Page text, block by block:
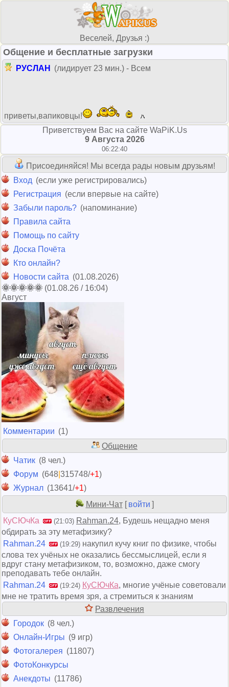
Веселей, Друзья :)
Общение и бесплатные загрузки
РУСЛАН (лидирует 23 мин.) - Всем
приветы,вапиковцы!
Приветствуем Вас на сайте WaPiK.Us
9 Августа 2026
06:22:40
Присоединяйся! Мы всегда рады новым друзьям!
Вход (если уже регистрировались)
Регистрация (если впервые на сайте)
Забыли пароль? (напоминание)
Правила сайта
Помощь по сайту
Доска Почёта
Кто онлайн?
Новости сайта (01.08.2026)
🌞🌞🌞🌞🌞 (01.08.26 / 16:04)
Август
Комментарии (1)
Общение
Чатик (8 чел.)
Форум (648 315748/+1)
Журнал (13641/+1)
Мини-Чат[ войти ]
КуСЮчКа
(21:03) Rahman.24, Будешь нещадно меня
обдирать за эту метафизику?
Rahman.24
(19:29) накупил кучу книг по физике, чтобы
слова тех учёных не оказались бессмыслицей, если я
вдруг стану метафизиком, то, возможно, даже смогу
преподавать тебе онлайн.
Rahman.24
(19:24) КуСЮчКа, многие учёные советовали
мне не тратить время зря, а стремиться к знаниям
Развлечения
Городок (8 чел.)
Онлайн-Игры (9 игр)
Фотогалерея (11807)
ФотоКонкурсы
Анекдоты (11786)